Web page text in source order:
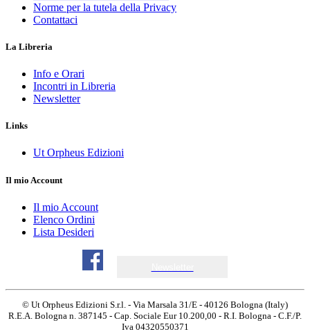
Norme per la tutela della Privacy
Contattaci
La Libreria
Info e Orari
Incontri in Libreria
Newsletter
Links
Ut Orpheus Edizioni
Il mio Account
Il mio Account
Elenco Ordini
Lista Desideri
© Ut Orpheus Edizioni S.r.l. - Via Marsala 31/E - 40126 Bologna (Italy)
R.E.A. Bologna n. 387145 - Cap. Sociale Eur 10.200,00 - R.I. Bologna - C.F./P.
Iva 04320550371